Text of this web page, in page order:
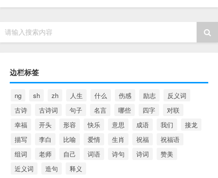
请输入搜索内容
边栏标签
ng sh zh 人生 什么 伤感 励志
反义词
古诗
古诗词 句子 名言 哪些 四字
对联
幸福
开头 形容 快乐 意思 成语 我们
接龙
描写
李白 比喻 爱情 生肖 祝福
祝福语
组词
老师 自己 词语 诗句 诗词
赞美
近义词
造句 释义